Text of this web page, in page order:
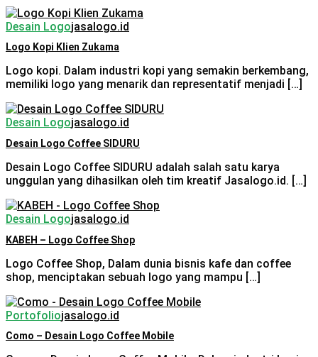
Desain Logojasalogo.id
Logo Kopi Klien Zukama
Logo kopi. Dalam industri kopi yang semakin berkembang,
memiliki logo yang menarik dan representatif menjadi […]
Desain Logojasalogo.id
Desain Logo Coffee SIDURU
Desain Logo Coffee SIDURU adalah salah satu karya
unggulan yang dihasilkan oleh tim kreatif Jasalogo.id. […]
Desain Logojasalogo.id
KABEH – Logo Coffee Shop
Logo Coffee Shop, Dalam dunia bisnis kafe dan coffee
shop, menciptakan sebuah logo yang mampu […]
Portofoliojasalogo.id
Como – Desain Logo Coffee Mobile